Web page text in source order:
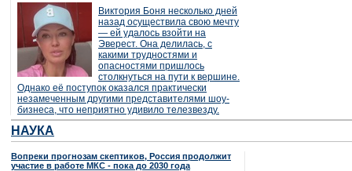
Виктория Боня несколько дней
назад осуществила свою мечту
— ей удалось взойти на
Эверест. Она делилась, с
какими трудностями и
опасностями пришлось
столкнуться на пути к вершине.
Однако её поступок оказался практически
незамеченным другими представителями шоу-
бизнеса, что неприятно удивило телезвезду.
НАУКА
Вопреки прогнозам скептиков, Россия продолжит
участие в работе МКС - пока до 2030 года